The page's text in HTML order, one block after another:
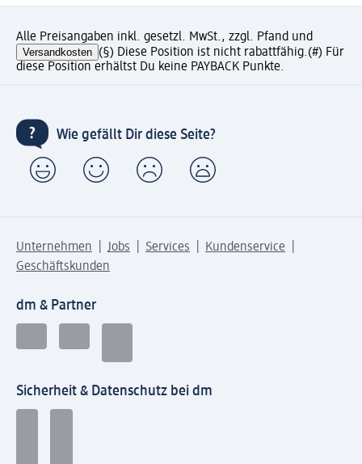
Alle Preisangaben inkl. gesetzl. MwSt., zzgl. Pfand und
Versandkosten (§) Diese Position ist nicht rabattfähig.(#) Für
diese Position erhältst Du keine PAYBACK Punkte.
Wie gefällt Dir diese Seite?
Unternehmen Jobs Services
Kundenservice
Geschäftskunden
dm & Partner
Sicherheit & Datenschutz bei dm